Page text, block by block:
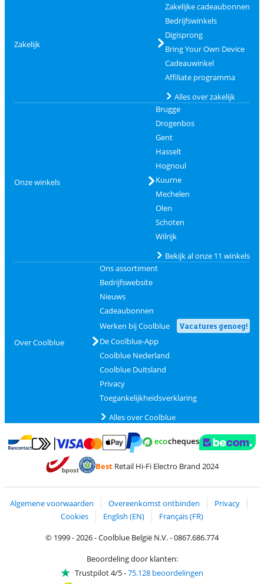
Zakelijk
Zakelijke cadeaubonnen
Bedrijfswinkels
Digisprong
Bring Your Own Device
Cadeauwinkel
Affiliate programma
Alles over zakelijk
Onze winkels
Brugge
Drogenbos
Gent
Hasselt
Hognoul
Kuurne
Mechelen
Olen
Schoten
Wilrijk
Bekijk al onze 11 winkels
Over Coolblue
Ons assortiment
Bedrijfswebsite
Nieuws
Cadeaubonnen
Werken bij Coolblue
Vacatures genoeg!
De Coolblue-App
Coolblue Nederland
Coolblue Duitsland
Privacy
Toegankelijkheidsverklaring
Alles over Coolblue
Betalen met Bancontact
Betalen met MasterCard en Visa via ClickToPay
BestRetail Hi-Fi Electro Brand 2024
Algemene voorwaarden Overeenkomst ontbinden
Privacy
Cookies
English (EN)
Français (FR)
© 1999 - 2026 - Coolblue België N.V. - 0867.686.774
Beoordeling door klanten:
Trustpilot 4/5-75.128 beoordelingen